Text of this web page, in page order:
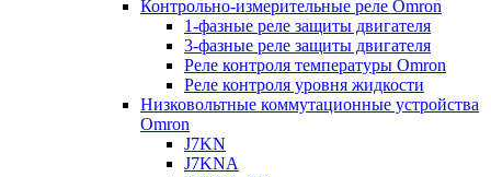
Контрольно-измерительные реле Omron
1-фазные реле защиты двигателя
3-фазные реле защиты двигателя
Реле контроля температуры Omron
Реле контроля уровня жидкости
Низковольтные коммутационные устройства
Omron
J7KN
J7KNA